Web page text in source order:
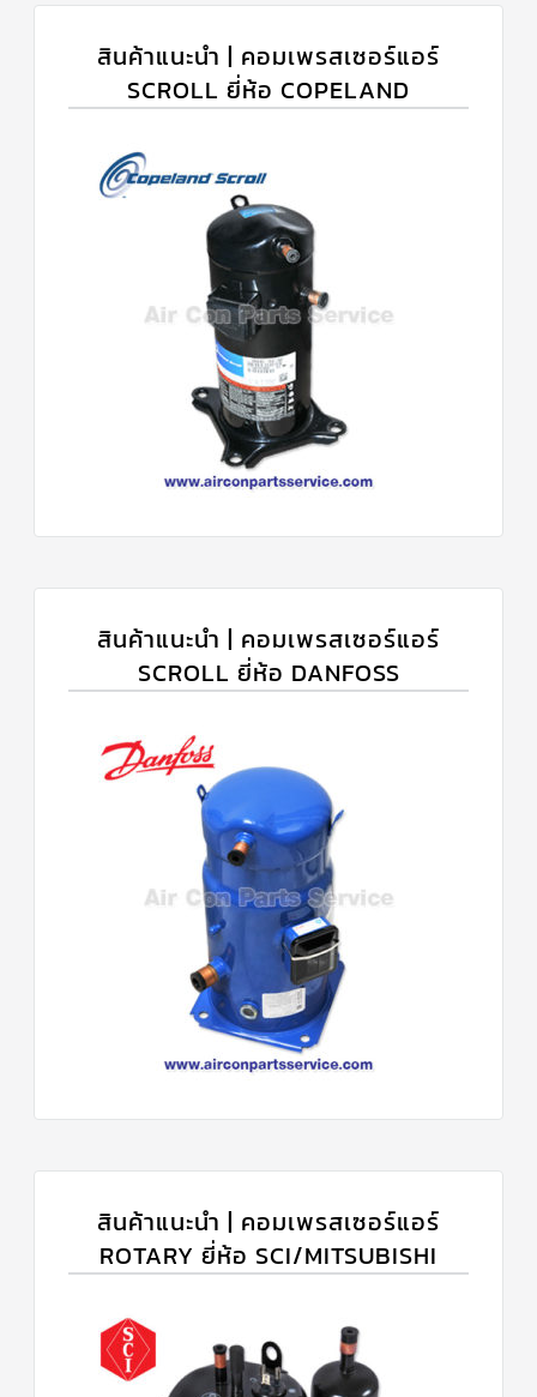
สินค้าแนะนำ | คอมเพรสเซอร์แอร์
SCROLL ยี่ห้อ COPELAND
สินค้าแนะนำ | คอมเพรสเซอร์แอร์
SCROLL ยี่ห้อ DANFOSS
สินค้าแนะนำ | คอมเพรสเซอร์แอร์
ROTARY ยี่ห้อ SCI/MITSUBISHI